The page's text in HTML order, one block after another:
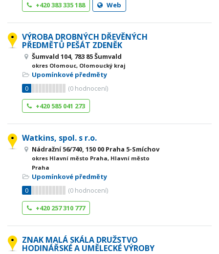
+420 383 335 188
Web
VÝROBA DROBNÝCH DŘEVĚNÝCH
PŘEDMĚTŮ PEŠÁT ZDENĚK
Šumvald 104, 783 85 Šumvald
okres Olomouc, Olomoucký kraj
Upomínkové předměty
0
(0 hodnocení)
+420 585 041 273
Watkins, spol. s r.o.
Nádražní 56/740, 150 00 Praha 5-Smíchov
okres Hlavní město Praha, Hlavní město
Praha
Upomínkové předměty
0
(0 hodnocení)
+420 257 310 777
ZNAK MALÁ SKÁLA DRUŽSTVO
HODINÁŘSKÉ A UMĚLECKÉ VÝROBY